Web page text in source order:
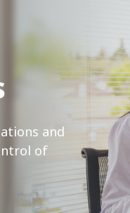
and
of